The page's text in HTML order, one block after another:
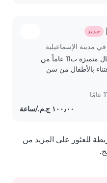
جديد
مدينة الإسماعيلية
أنا جليسة أطفال متميزة ب11 عاماً من
بالأطفال من سن
اليدوية والمساعدة
للعثور على المزيد من